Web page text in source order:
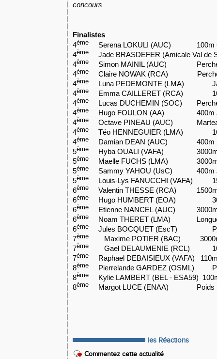
concours
Finalistes
4ème Serena LOKULI (AUC)
4ème
Jade BRASDEFER (Amicale Val de
4ème Simon MAINIL (AUC)
4ème
Claire NOWAK (RCA)
4ème Luna PEDEMONTE (LMA)
4ème Emma CAILLERET (RCA)
4ème Lucas DUCHEMIN (SOC)
4ème Hugo FOULON (AA)
400m
4ème Octave PINEAU (AUC)
4ème Téo HENNEGUIER (LMA)
4ème Damian DEAN (AUC)
5ème Hyba OUALI (VAFA)
5ème Maelle FUCHS (LMA)
5ème Sammy YAHOU (UsC)
5ème Louis-Lys FANUCCHI (VAFA)
6ème Valentin THESSE (RCA)
6ème Hugo HUMBERT (EOA)
6ème Etienne NANCEL (AUC)
6ème Noam THERET (LMA)
6ème Jules BOCQUET (EscT)
7ème Maxime POTIER (BAC)
7ème Gael DELAUMENIE (RCL)
7ème
Raphael DEBAISIEUX (VAFA)
8ème Pierrelande GARDEZ (OSML)
8ème
Kylie LAMBERT (BEL - ESA59)
8ème Margot LUCE (ENAA)
les Réactions
Commentez cette actualité